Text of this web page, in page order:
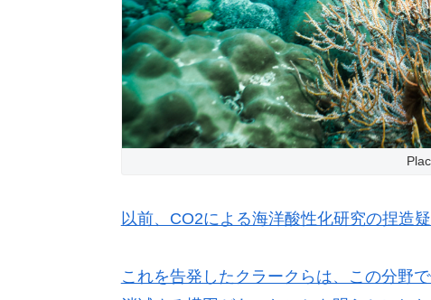
以前、CO2による海洋酸性化研究の捏造
これを告発したクラークらは、この分野